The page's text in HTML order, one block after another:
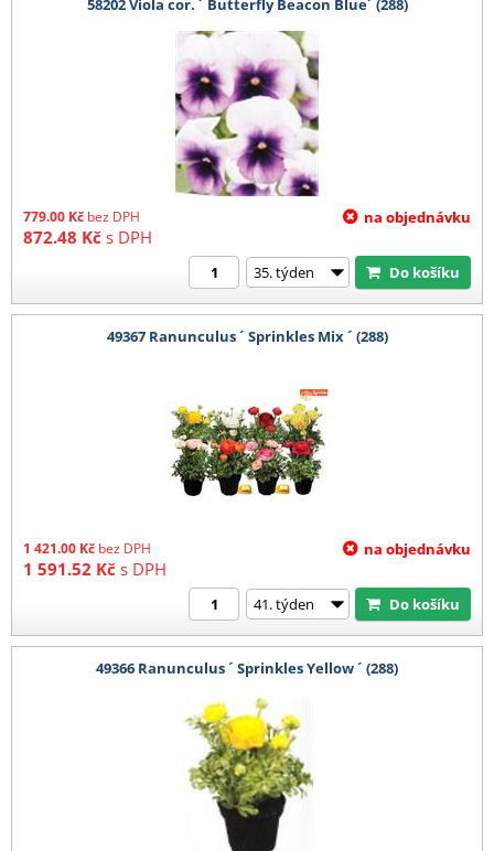
58202 Viola cor. ´ Butterfly Beacon Blue´ (288)
779.00 Kč bez DPH
872.48 Kč s DPH
na objednávku
Do košíku
49367 Ranunculus ´ Sprinkles Mix ´ (288)
1 421.00 Kč bez DPH
1 591.52 Kč s DPH
na objednávku
Do košíku
49366 Ranunculus ´ Sprinkles Yellow ´ (288)